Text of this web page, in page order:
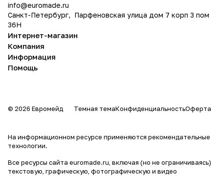
info@euromade.ru
Санкт-Петербург, Парфеновская улица дом 7 корп 3 пом
36Н
Интернет-магазин
Компания
Информация
Помощь
© 2026 Евромейд Темная темаКонфиденциальностьОферта
На информационном ресурсе применяются рекомендательные
технологии.
Все ресурсы сайта euromade.ru, включая (но не ограничиваясь)
текстовую, графическую, фотографическую и видео